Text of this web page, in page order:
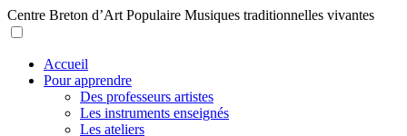
Centre Breton d’Art Populaire Musiques traditionnelles vivantes
Accueil
Pour apprendre
Des professeurs artistes
Les instruments enseignés
Les ateliers